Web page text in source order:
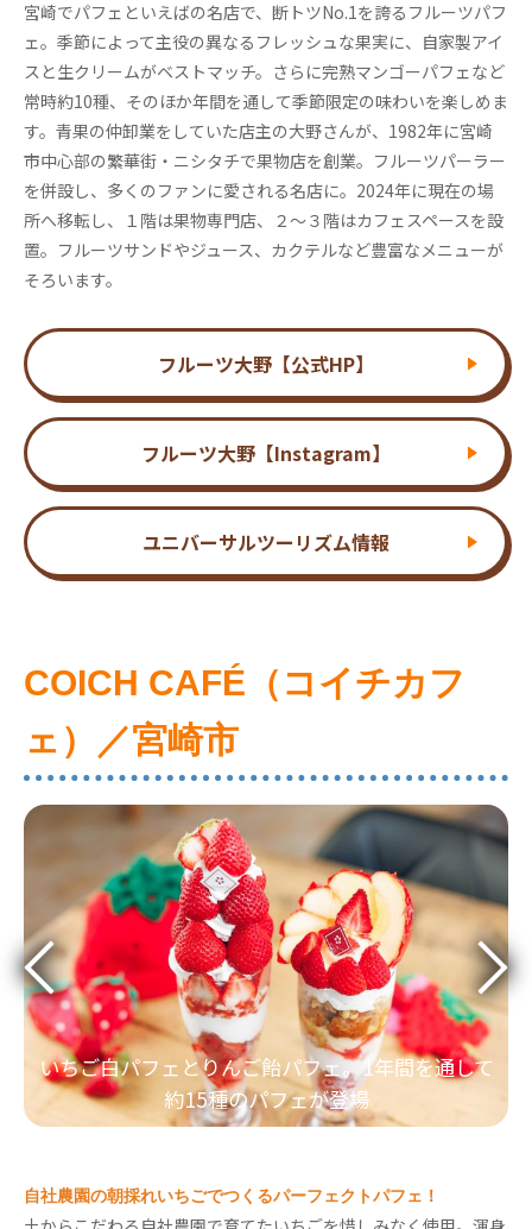
宮崎でパフェといえばの名店で、断トツNo.1を誇るフルーツパフ
ェ。季節によって主役の異なるフレッシュな果実に、自家製アイ
スと生クリームがベストマッチ。さらに完熟マンゴーパフェなど
常時約10種、そのほか年間を通して季節限定の味わいを楽しめま
す。青果の仲卸業をしていた店主の大野さんが、1982年に宮崎
市中心部の繁華街・ニシタチで果物店を創業。フルーツパーラー
を併設し、多くのファンに愛される名店に。2024年に現在の場
所へ移転し、１階は果物専門店、２～３階はカフェスペースを設
置。フルーツサンドやジュース、カクテルなど豊富なメニューが
そろいます。
フルーツ大野【公式HP】
フルーツ大野【Instagram】
ユニバーサルツーリズム情報
COICH CAFÉ（コイチカフ
ェ）／宮崎市
いちご白パフェとりんご飴パフェ。1年間を通して
約15種のパフェが登場
自社農園の朝採れいちごでつくるパーフェクトパフェ！